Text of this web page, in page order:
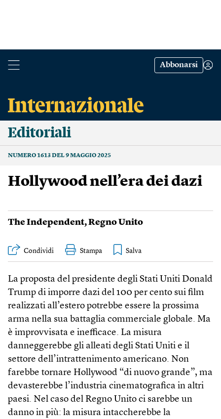
Abbonarsi
Editoriali
NUMERO 1613 DEL 9 MAGGIO 2025
Hollywood nell’era dei dazi
The Independent,Regno Unito
Condividi Stampa
La proposta del presidente degli Stati Uniti Donald
Trump di imporre dazi del 100 per cento sui film
realizzati all’estero potrebbe essere la prossima
arma nella sua battaglia commerciale globale. Ma
è improvvisata e inefficace. La misura
danneggerebbe gli alleati degli Stati Uniti e il
settore dell’intrattenimento americano. Non
farebbe tornare Hollywood “di nuovo grande”, ma
devasterebbe l’industria cinematografica in altri
paesi. Nel caso del Regno Unito ci sarebbe un
danno in più: la misura intaccherebbe la